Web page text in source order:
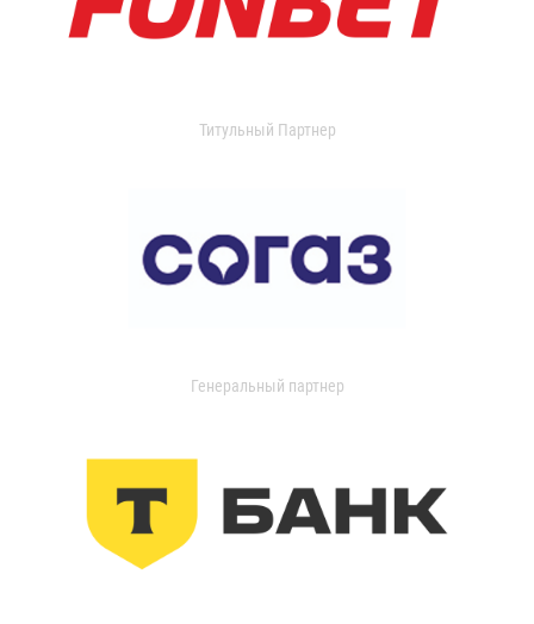
Титульный Партнер
Генеральный партнер